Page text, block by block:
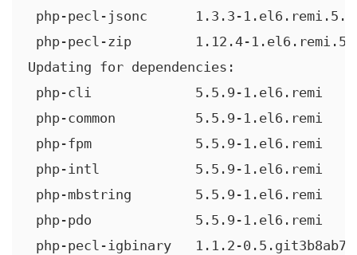
php-pecl-jsonc      1.3.3-
php-pecl-zip        1.12.4-
Updating for dependencies:
php-cli             5.5.9-1.el6.remi
php-common          5.5.9-1.el6.remi
php-fpm             5.5.9-1.el6.remi
php-intl            5.5.9-1.el6.remi
php-mbstring        5.5.9-1.el6.remi
php-pdo             5.5.9-1.el6.remi
php-pecl-igbinary   1.1.2-